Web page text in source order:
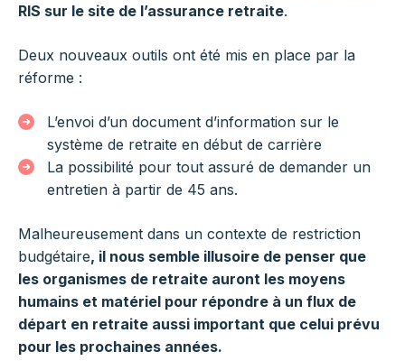
RIS sur le site de l’assurance retraite.
Deux nouveaux outils ont été mis en place par la
réforme :
L’envoi d’un document d’information sur le
système de retraite en début de carrière
La possibilité pour tout assuré de demander un
entretien à partir de 45 ans.
Malheureusement dans un contexte de restriction
budgétaire, il nous semble illusoire de penser que
les organismes de retraite auront les moyens
humains et matériel pour répondre à un flux de
départ en retraite aussi important que celui prévu
pour les prochaines années.